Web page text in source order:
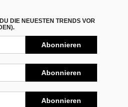
DIE NEUESTEN TRENDS VOR
Abonnieren
Abonnieren
Abonnieren